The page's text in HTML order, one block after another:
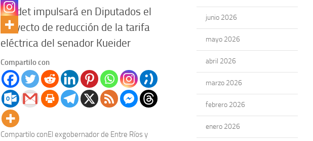
Bordet impulsará en Diputados el
proyecto de reducción de la tarifa
eléctrica del senador Kueider
Compartilo con
Compartilo conEl exgobernador de Entre Ríos y
junio 2026
mayo 2026
abril 2026
marzo 2026
febrero 2026
enero 2026